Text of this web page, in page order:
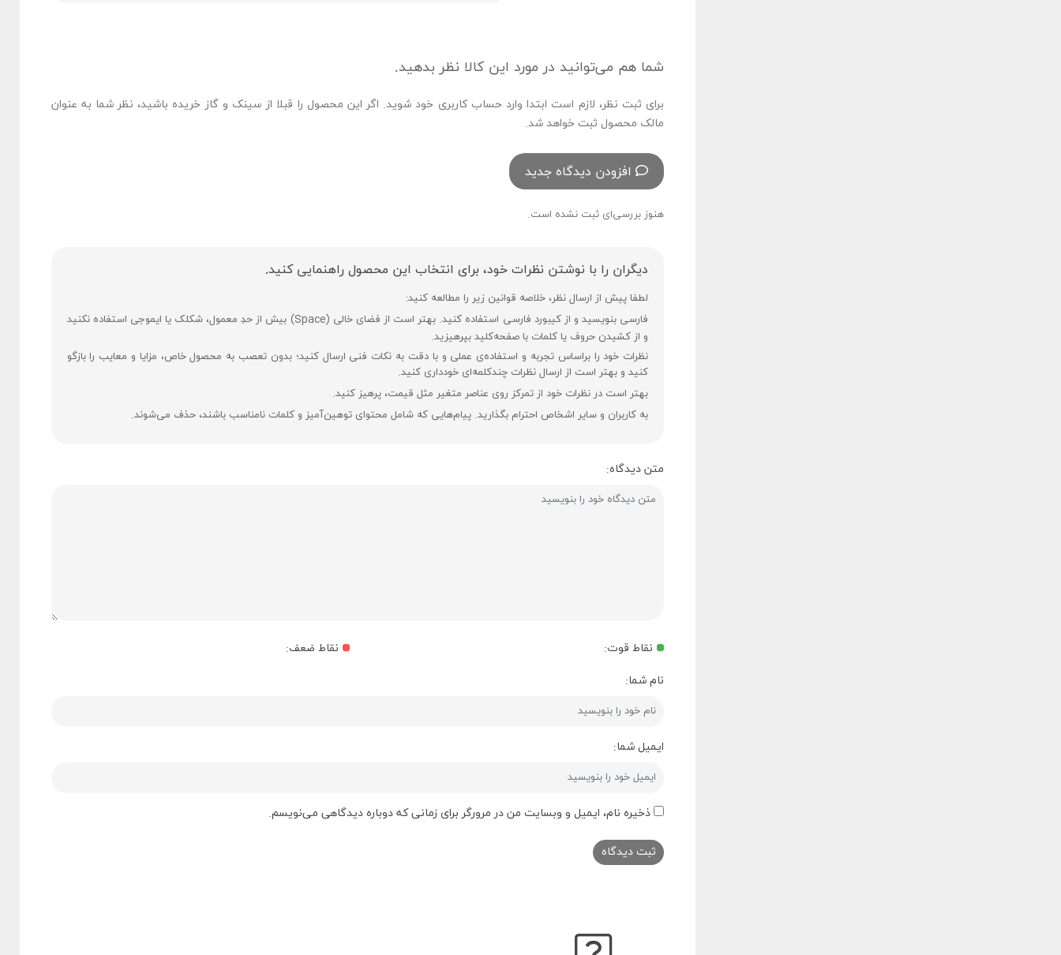
شما هم می‌توانید در مورد این کالا نظر بدهید.
برای ثبت نظر، لازم است ابتدا وارد حساب کاربری خود شوید. اگر این محصول را قبلا از سینک و گاز خریده باشید، نظر شما به عنوان
مالک محصول ثبت خواهد شد.
افزودن دیدگاه جدید
هنوز بررسی‌ای ثبت نشده است.
دیگران را با نوشتن نظرات خود، برای انتخاب این محصول راهنمایی کنید.
لطفا پیش از ارسال نظر، خلاصه قوانین زیر را مطالعه کنید:
فارسی بنویسید و از کیبورد فارسی استفاده کنید. بهتر است از فضای خالی (Space) بیش ‌از‌ حدِ معمول، شکلک یا ایموجی استفاده نکنید
و از کشیدن حروف یا کلمات با صفحه‌کلید بپرهیزید.
نظرات خود را براساس تجربه و استفاده‌ی عملی و با دقت به نکات فنی ارسال کنید؛ بدون تعصب به محصول خاص، مزایا و معایب را بازگو
کنید و بهتر است از ارسال نظرات چندکلمه‌‌ای خودداری کنید.
بهتر است در نظرات خود از تمرکز روی عناصر متغیر مثل قیمت، پرهیز کنید.
به کاربران و سایر اشخاص احترام بگذارید. پیام‌هایی که شامل محتوای توهین‌آمیز و کلمات نامناسب باشند، حذف می‌شوند.
متن دیدگاه:
نقاط قوت: نقاط ضعف:
نام شما:
ایمیل شما:
ذخیره نام، ایمیل و وبسایت من در مرورگر برای زمانی که دوباره دیدگاهی می‌نویسم.